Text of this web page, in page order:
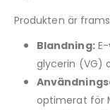
Produkten är
Blandning:E-
glycerin (VG)
optimerat för